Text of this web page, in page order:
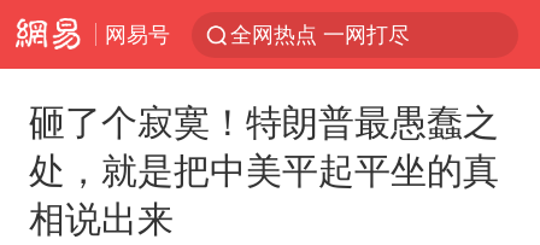
网易号 全网热点 一网打尽
砸了个寂寞！特朗普最愚蠢之
处，就是把中美平起平坐的真
相说出来